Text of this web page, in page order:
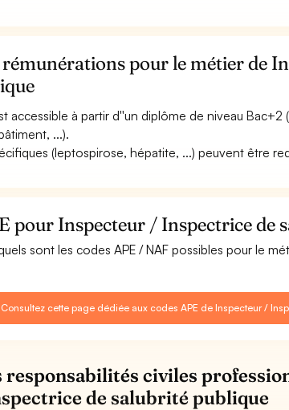
pour le métier de
accessible à partir d''un diplôme de niveau Bac+2
...).
(leptospirose, hépatite, ...) peuvent être
pour Inspecteur / Inspectrice de
sont les codes APE / NAF possibles pour le
Consultez cette page dédiée aux codes APE de Inspecteur /
responsabilités civiles
de salubrité publique